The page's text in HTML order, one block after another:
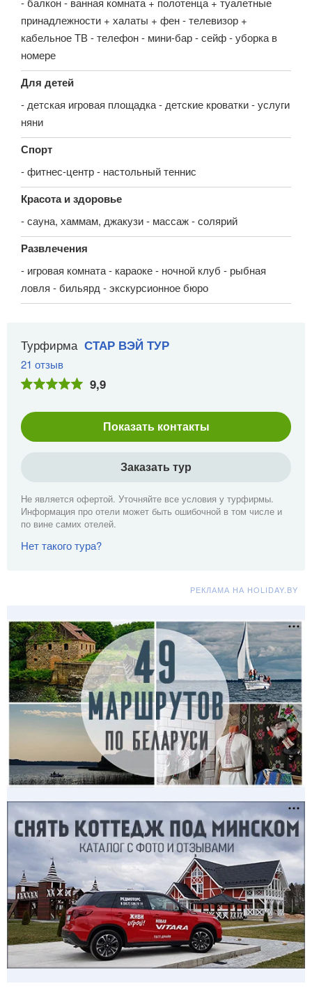
принадлежности + халаты + фен - телевизор +
кабельное ТВ - телефон - мини-бар - сейф - уборка в
номере
Для детей
- детская игровая площадка - детские кроватки - услуги
няни
Спорт
- фитнес-центр - настольный теннис
Красота и здоровье
- сауна, хаммам, джакузи - массаж - солярий
Развлечения
- игровая комната - караоке - ночной клуб - рыбная
ловля - бильярд - экскурсионное бюро
Турфирма СТАР ВЭЙ ТУР
21 отзыв
9,9
Показать контакты
Заказать тур
Не является офертой. Уточняйте все условия у турфирмы.
Информация про отели может быть ошибочной в том числе и
по вине самих отелей.
Нет такого тура?
РЕКЛАМА НА HOLIDAY.BY